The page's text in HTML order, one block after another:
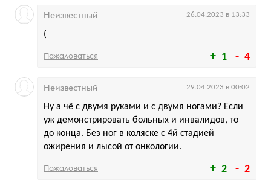
1 4
(
Неизвестный 26.04.2023 в 13:33
Пожаловаться
2 2
Ну а чё с двумя руками и с двумя ногами? Если
уж демонстрировать больных и инвалидов, то
до конца. Без ног в коляске с 4й стадией
ожирения и лысой от онкологии.
Неизвестный 29.04.2023 в 00:02
Пожаловаться